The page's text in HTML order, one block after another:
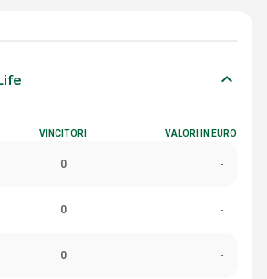
keyboard_arrow_down
VINCITORI VALORI IN EURO
0 -
0 -
0 -